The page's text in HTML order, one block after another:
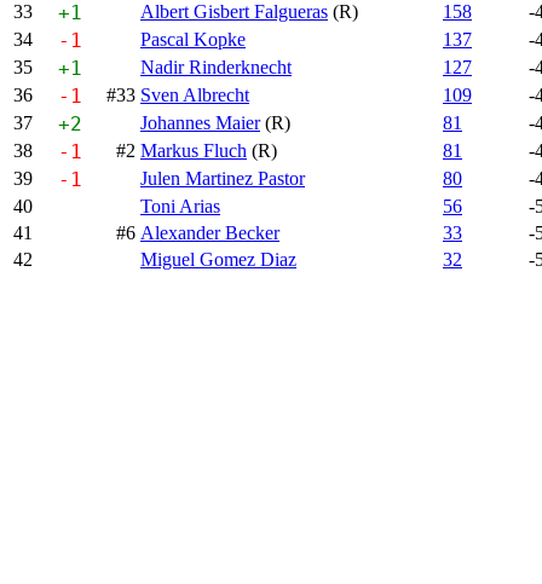
33
+1 Albert Gisbert Falgueras (R) 158
-
34
-1 Pascal Kopke 137
-
35
+1 Nadir Rinderknecht 127
-
36
-1 #33 Sven Albrecht 109
-
37
+2 Johannes Maier(R) 81
-
38
-1 #2 Markus Fluch (R) 81
-
39
-1 Julen Martinez Pastor 80
-
40
Toni Arias 56
-
41
#6 Alexander Becker 33
-
42
Miguel Gomez Diaz 32 -